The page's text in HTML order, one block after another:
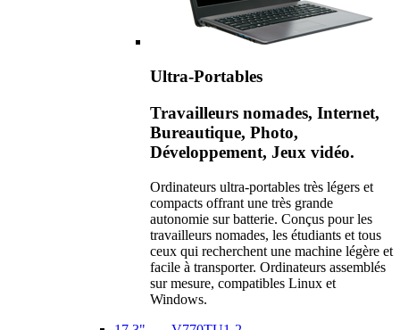
Ultra-Portables
Travailleurs nomades, Internet,
Bureautique, Photo,
Développement, Jeux vidéo.
Ordinateurs ultra-portables très légers et
compacts offrant une très grande
autonomie sur batterie. Conçus pour les
travailleurs nomades, les étudiants et tous
ceux qui recherchent une machine légère et
facile à transporter. Ordinateurs assemblés
sur mesure, compatibles Linux et
Windows.